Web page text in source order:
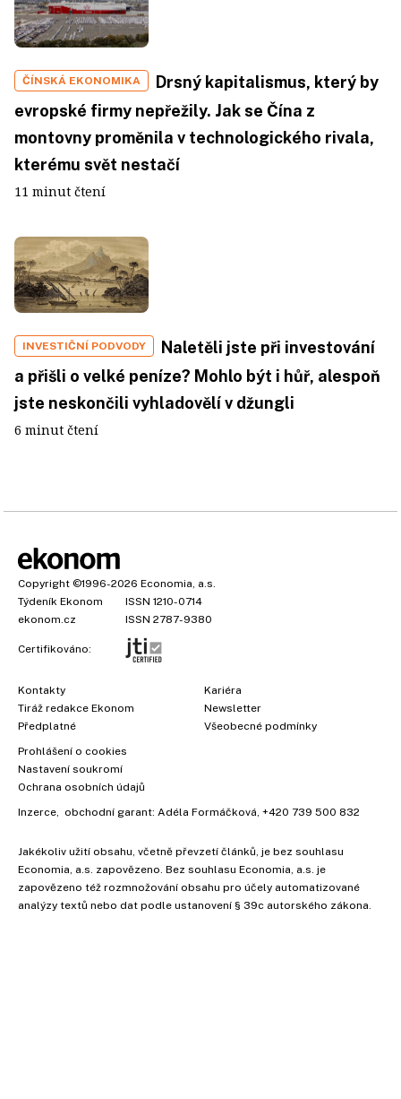
ČÍNSKÁ EKONOMIKA
Drsný kapitalismus, který by
evropské firmy nepřežily. Jak se Čína z
montovny proměnila v technologického rivala,
kterému svět nestačí
11 minut čtení
INVESTIČNÍ PODVODY
Naletěli jste při investování
a přišli o velké peníze? Mohlo být i hůř, alespoň
jste neskončili vyhladovělí v džungli
6 minut čtení
Copyright ©1996-2026 Economia, a.s.
Týdeník Ekonom
ISSN 1210-0714
ekonom.cz
ISSN 2787-9380
Certifikováno:
Kontakty
Tiráž redakce Ekonom
Předplatné
Kariéra
Newsletter
Všeobecné podmínky
Prohlášení o cookies
Nastavení soukromí
Ochrana osobních údajů
Inzerce , obchodní garant: Adéla Formáčková +420 739 500 832
Jakékoliv užití obsahu, včetně převzetí článků, je bez souhlasu
Economia, a.s. zapovězeno. Bez souhlasu Economia, a.s. je
zapovězeno též rozmnožování obsahu pro účely automatizované
analýzy textů nebo dat podle ustanovení § 39c autorského zákona.